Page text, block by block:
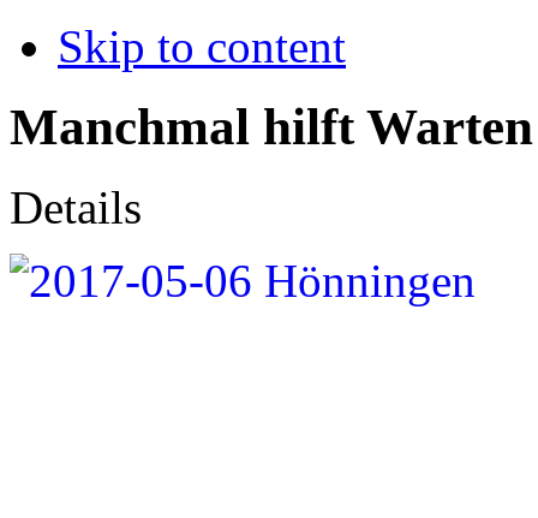
Skip to content
Manchmal hilft
Details